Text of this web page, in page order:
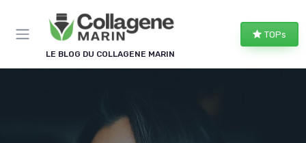
LE BLOG DU COLLAGENE MARIN
TOPs